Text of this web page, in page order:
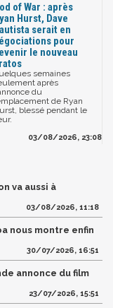
of War : après
Hurst, Dave
serait en
pour
le nouveau
semaines
après
du
de Ryan
blessé pendant le
03/08/2026, 23:08
va aussi à
03/08/2026, 11:18
nous montre enfin
30/07/2026, 16:51
annonce du film
23/07/2026, 15:51